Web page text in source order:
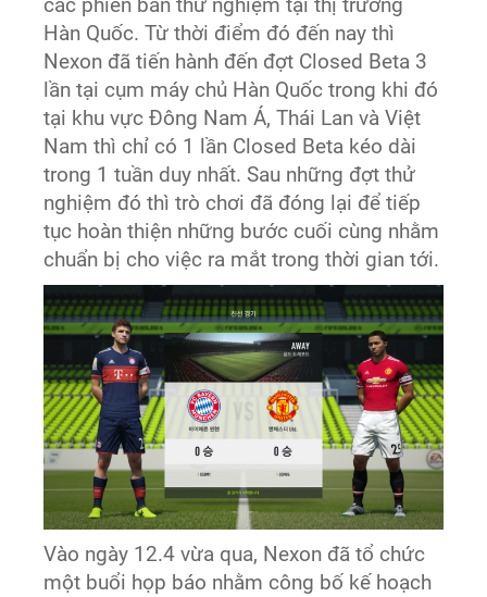
các phiên bản thử nghiệm tại thị trường
Hàn Quốc. Từ thời điểm đó đến nay thì
Nexon đã tiến hành đến đợt Closed Beta 3
lần tại cụm máy chủ Hàn Quốc trong khi đó
tại khu vực Đông Nam Á, Thái Lan và Việt
Nam thì chỉ có 1 lần Closed Beta kéo dài
trong 1 tuần duy nhất. Sau những đợt thử
nghiệm đó thì trò chơi đã đóng lại để tiếp
tục hoàn thiện những bước cuối cùng nhằm
chuẩn bị cho việc ra mắt trong thời gian tới.
Vào ngày 12.4 vừa qua, Nexon đã tổ chức
một buổi họp báo nhằm công bố kế hoạch